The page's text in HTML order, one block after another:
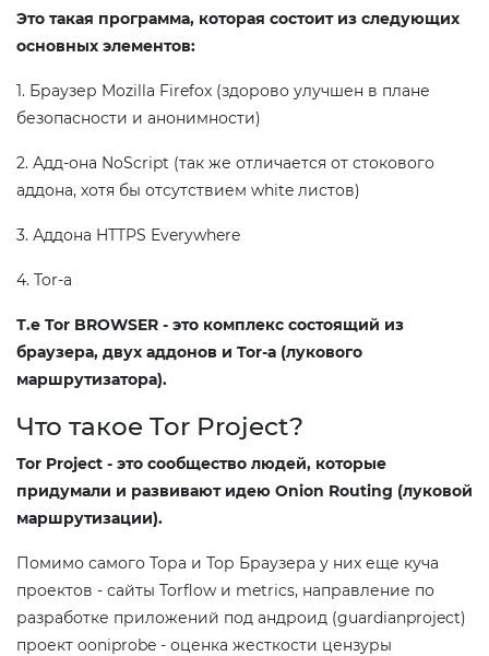
Это такая программа, которая состоит из следующих
основных элементов:
1. Браузер Mozilla Firefox (здорово улучшен в плане
безопасности и анонимности)
2. Адд-она NoScript (так же отличается от стокового
аддона, хотя бы отсутствием white листов)
3. Аддона HTTPS Everywhere
4. Tor-а
Т.е Tor BROWSER - это комплекс состоящий из
браузера, двух аддонов и Tor-а (лукового
маршрутизатора).
Что такое Tor Project?
Tor Project - это сообщество людей, которые
придумали и развивают идею Onion Routing (луковой
маршрутизации).
Помимо самого Тора и Тор Браузера у них еще куча
проектов - сайты Torflow и metrics, направление по
разработке приложений под андроид (guardianproject)
проект ooniprobe - оценка жесткости цензуры